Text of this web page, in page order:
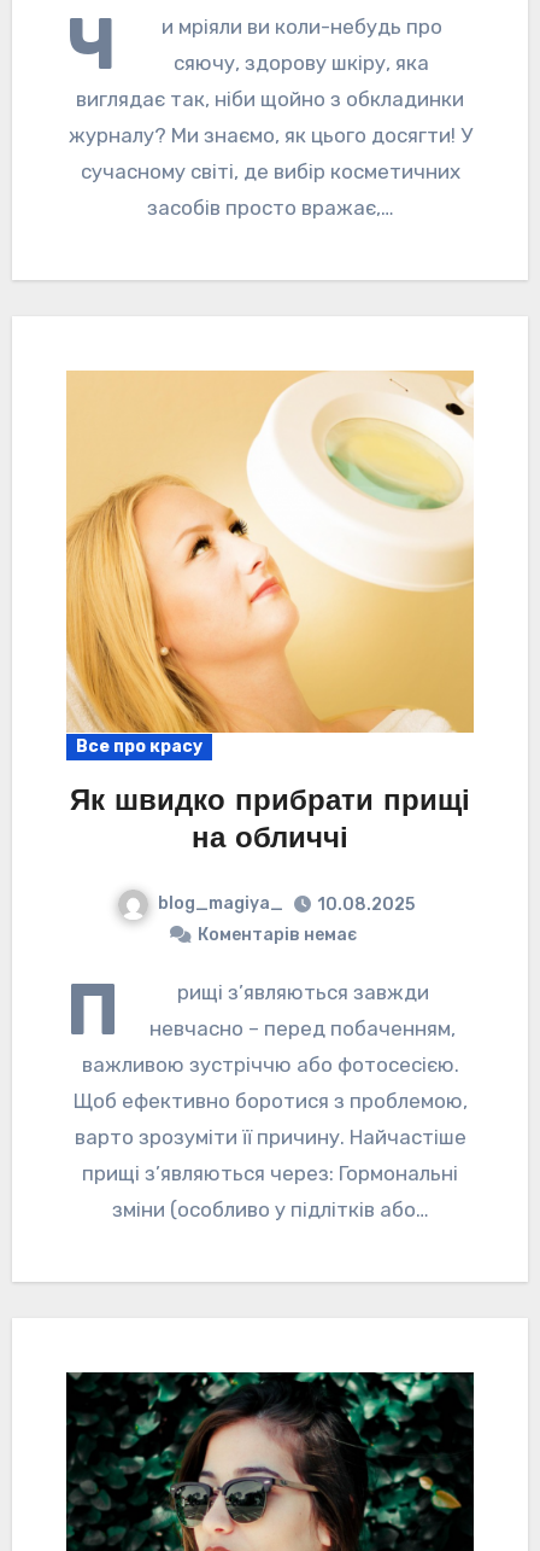
Ч
и мріяли ви коли-небудь про
сяючу, здорову шкіру, яка
виглядає так, ніби щойно з обкладинки
журналу? Ми знаємо, як цього досягти! У
сучасному світі, де вибір косметичних
засобів просто вражає,…
Все про красу
Як швидко прибрати прищі
на обличчі
blog_magiya_
10.08.2025
Коментарів немає
П
рищі з’являються завжди
невчасно – перед побаченням,
важливою зустріччю або фотосесією.
Щоб ефективно боротися з проблемою,
варто зрозуміти її причину. Найчастіше
прищі з’являються через: Гормональні
зміни (особливо у підлітків або…